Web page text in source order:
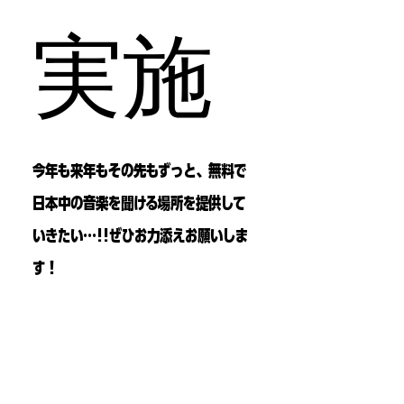
実施
今年も来年もその先もずっと、無料で
日本中の音楽を聞ける場所を提供して
いきたい…!!ぜひお力添えお願いしま
す！